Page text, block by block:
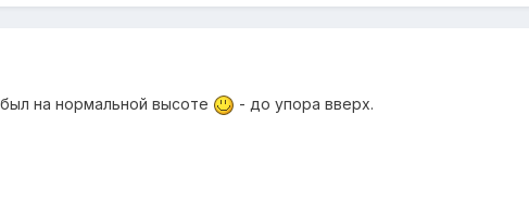
на нормальной высоте - до упора вверх.